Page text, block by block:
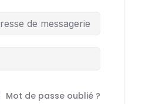
Mot de passe oublié ?